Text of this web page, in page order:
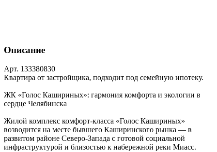
Описание
Арт. 133380830
Квартира от застройщика, подходит под семейную ипотеку.
ЖК «Голос Кашириных»: гармония комфорта и экологии в
сердце Челябинска
Жилой комплекс комфорт‑класса «Голос Кашириных»
возводится на месте бывшего Каширинского рынка — в
развитом районе Северо‑Запада с готовой социальной
инфраструктурой и близостью к набережной реки Миасс.